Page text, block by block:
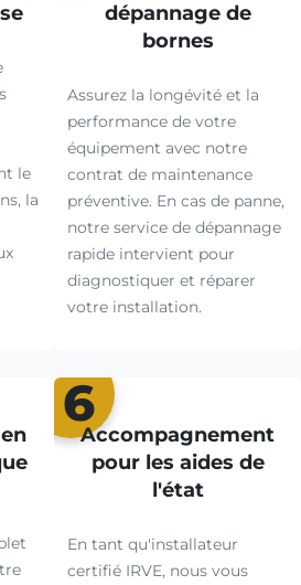
le
la
dépannage de
bornes
Assurez la longévité et la
performance de votre
équipement avec notre
contrat de maintenance
préventive. En cas de panne,
notre service de dépannage
rapide intervient pour
diagnostiquer et réparer
votre installation.
6
Accompagnement
pour les aides de
l'état
En tant qu'installateur
certifié IRVE, nous vous